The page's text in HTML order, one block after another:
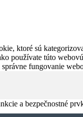
ktoré sú
používate túto
fungovanie
a bezpečnostné